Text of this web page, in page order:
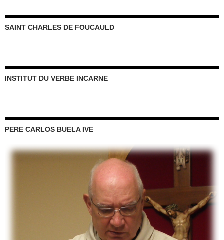
SAINT CHARLES DE FOUCAULD
INSTITUT DU VERBE INCARNE
PERE CARLOS BUELA IVE